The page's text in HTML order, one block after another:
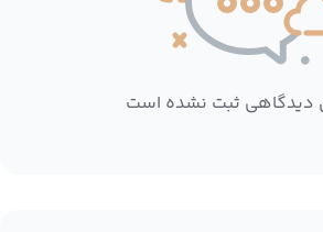
دیدگاهی ثبت نشده است